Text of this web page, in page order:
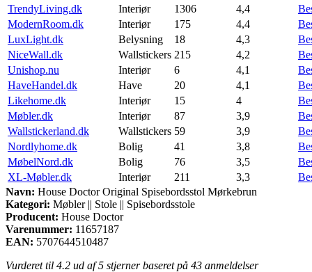
TrendyLiving.dk
Interiør 1306 4,4
ModernRoom.dk
Interiør 175 4,4
LuxLight.dk
Belysning 18 4,3
NiceWall.dk
Wallstickers 215 4,2
Unishop.nu
Interiør 6 4,1
HaveHandel.dk
Have 20 4,1
Likehome.dk
Interiør 15 4
Møbler.dk
Interiør 87 3,9
Wallstickerland.dk
Wallstickers 59 3,9
Nordlyhome.dk
Bolig 41 3,8
MøbelNord.dk
Bolig 76 3,5
XL-Møbler.dk
Interiør 211 3,3
Navn: House Doctor Original Spisebordsstol Mørkebrun
Kategori: Møbler || Stole || Spisebordsstole
Producent: House Doctor
Varenummer: 11657187
EAN: 5707644510487
Vurderet til 4.2 ud af 5 stjerner baseret på 43 anmeldelser